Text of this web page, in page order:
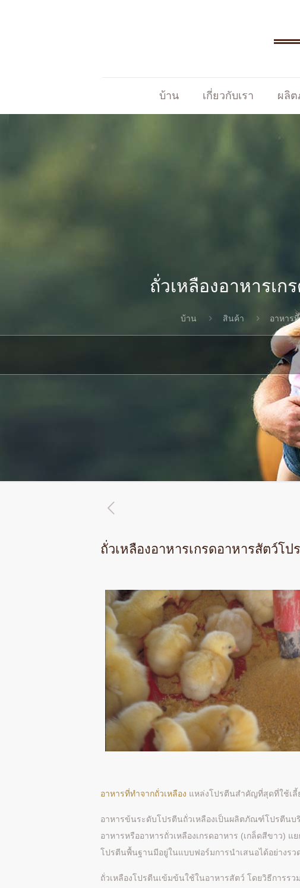
บ้าน เกี่ยวกับเรา ผลิ
ถั่วเหลืองอาหารเ
บ้าน สินค้า อาหาร
ถั่วเหลืองอาหารเกรดอาหารสัตว์โ
อาหารที่ทำจากถั่วเหลือง แหล่งโปรตีนสำคัญที่สุดที่ใช้เลี้
อาหารข้นระดับโปรตีนถั่วเหลืองเป็นผลิตภัณฑ์โปรตีนบ
อาหารหรืออาหารถั่วเหลืองเกรดอาหาร (เกล็ดสีขาว)
โปรตีนพื้นฐานมีอยู่ในแบบฟอร์มการนำเสนอได้อย่างรว
ถั่วเหลืองโปรตีนเข้มข้นใช้ในอาหารสัตว์ โดยวิธีการร